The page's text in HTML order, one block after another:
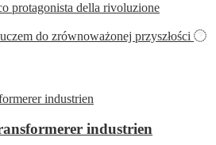
protagonista della rivoluzione
do zrównoważonej przyszłości
industrien